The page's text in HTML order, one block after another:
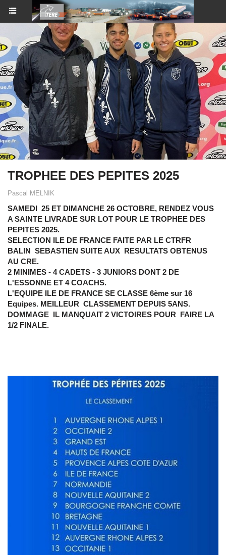
TROPHEE DES PEPITES 2025
Pascal MELNIK
SAMEDI 25 ET DIMANCHE 26 OCTOBRE, RENDEZ VOUS
A SAINTE LIVRADE SUR LOT POUR LE TROPHEE DES
PEPITES 2025.
SELECTION ILE DE FRANCE FAITE PAR LE CTRFR
BALIN SEBASTIEN SUITE AUX RESULTATS OBTENUS
AU CRE.
2 MINIMES - 4 CADETS - 3 JUNIORS DONT 2 DE
L'ESSONNE ET 4 COACHS.
L'EQUIPE ILE DE FRANCE SE CLASSE 6ème sur 16
Equipes. MEILLEUR CLASSEMENT DEPUIS 5ANS.
DOMMAGE IL MANQUAIT 2 VICTOIRES POUR FAIRE LA
1/2 FINALE.